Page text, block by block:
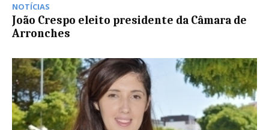
NOTÍCIAS
João Crespo eleito presidente da Câmara de
Arronches